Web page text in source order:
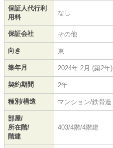
保証人代行利
用料
なし
保証会社 その他
向き 東
築年月 2024年 2月 (築2年)
契約期間 2年
種別/構造 マンション/鉄骨造
部屋/
所在階/
階建
403/4階/4階建